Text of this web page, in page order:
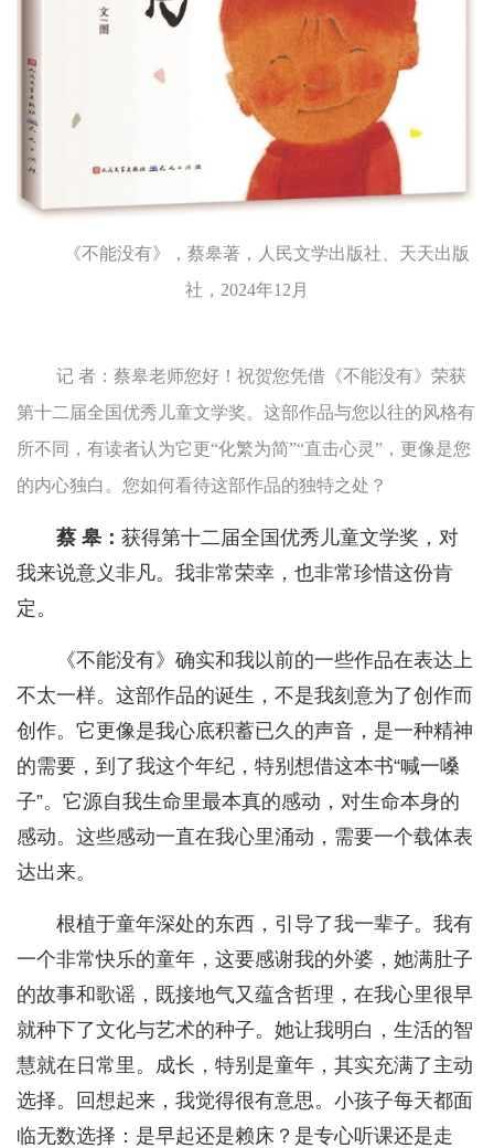
《不能没有》，蔡皋著，人民文学出版社、天天出版
社，2024年12月
记 者：蔡皋老师您好！祝贺您凭借《不能没有》荣获
第十二届全国优秀儿童文学奖。这部作品与您以往的风格有
所不同，有读者认为它更“化繁为简”“直击心灵”，更像是您
的内心独白。您如何看待这部作品的独特之处？
蔡 皋： 获得第十二届全国优秀儿童文学奖，对
我来说意义非凡。我非常荣幸，也非常珍惜这份肯
定。
《不能没有》确实和我以前的一些作品在表达上
不太一样。这部作品的诞生，不是我刻意为了创作而
创作。它更像是我心底积蓄已久的声音，是一种精神
的需要，到了我这个年纪，特别想借这本书“喊一嗓
子”。它源自我生命里最本真的感动，对生命本身的
感动。这些感动一直在我心里涌动，需要一个载体表
达出来。
根植于童年深处的东西，引导了我一辈子。我有
一个非常快乐的童年，这要感谢我的外婆，她满肚子
的故事和歌谣，既接地气又蕴含哲理，在我心里很早
就种下了文化与艺术的种子。她让我明白，生活的智
慧就在日常里。成长，特别是童年，其实充满了主动
选择。回想起来，我觉得很有意思。小孩子每天都面
临无数选择：是早起还是赖床？是专心听课还是走